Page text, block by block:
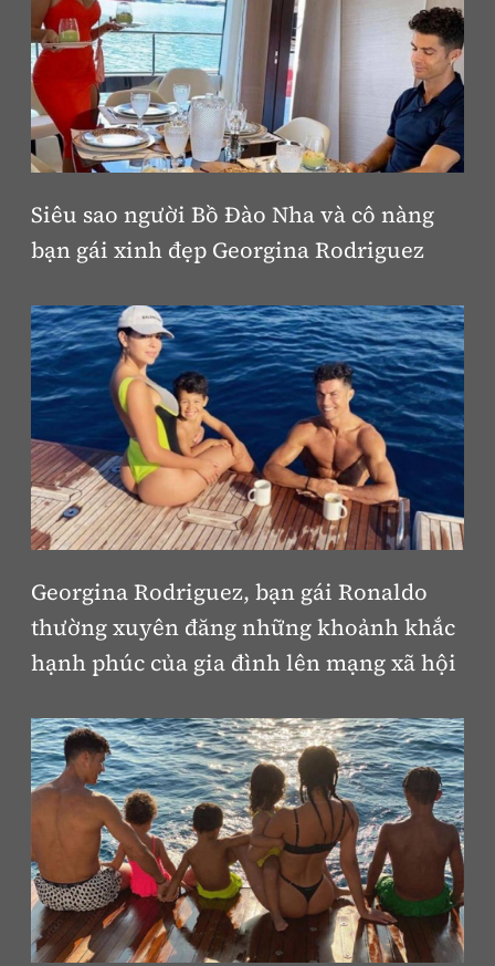
Siêu sao người Bồ Đào Nha và cô nàng
bạn gái xinh đẹp Georgina Rodriguez
Georgina Rodriguez, bạn gái Ronaldo
thường xuyên đăng những khoảnh khắc
hạnh phúc của gia đình lên mạng xã hội